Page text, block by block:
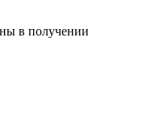
в получении